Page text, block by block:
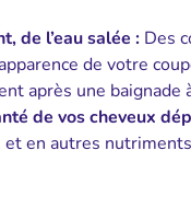
de l’eau salée : Des
de votre
après une baignade
de vos cheveux
en autres